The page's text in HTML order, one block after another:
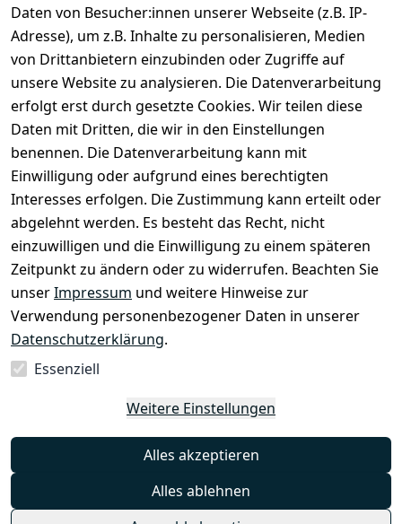
Daten von Besucher:innen unserer Webseite (z.B. IP-
Adresse), um z.B. Inhalte zu personalisieren, Medien
von Drittanbietern einzubinden oder Zugriffe auf
unsere Website zu analysieren. Die Datenverarbeitung
erfolgt erst durch gesetzte Cookies. Wir teilen diese
Daten mit Dritten, die wir in den Einstellungen
benennen. Die Datenverarbeitung kann mit
Einwilligung oder aufgrund eines berechtigten
Interesses erfolgen. Die Zustimmung kann erteilt oder
abgelehnt werden. Es besteht das Recht, nicht
einzuwilligen und die Einwilligung zu einem späteren
Zeitpunkt zu ändern oder zu widerrufen. Beachten Sie
unserImpressum und weitere Hinweise zur
Verwendung personenbezogener Daten in unserer
Datenschutzerklärung.
Essenziell
Weitere Einstellungen
Alles akzeptieren
Alles ablehnen
Impressum
Datenschutze
rklärung
Widerrufsrec
ht
Kundenservic
e
Zahlung &
Versand
Batteriegeset
z
Newsletter
Unsere
Partner
FAQ
Kontakt
+49
Mail:
info@select
Unter den
Weingärten 42
63546
Hammersbach
selected-lights
selected-